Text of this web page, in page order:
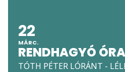
22
MÁRC.
RENDHAGYÓ ÓRA
TÓTH PÉTER LÓRÁNT -